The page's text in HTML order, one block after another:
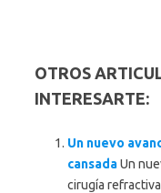
OTROS
INTERESARTE:
Un nuevo
cansadaUn
cirugía